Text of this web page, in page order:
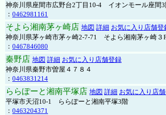
神奈川県座間市広野台2丁目10-4 イオンモール座間
： 0462981161
そよら湘南茅ヶ崎店 地図 詳細 お気に入り店舗登
神奈川県茅ヶ崎市茅ヶ崎2‐7‐71 そよら湘南茅ヶ崎３
： 0467846080
秦野店 地図 詳細 お気に入り店舗登録
神奈川県秦野市曽屋４７８４
： 0463831214
ららぽーと湘南平塚店 地図 詳細 お気に入り店
平塚市天沼10-1 ららぽーと湘南平塚3階
： 0463204371